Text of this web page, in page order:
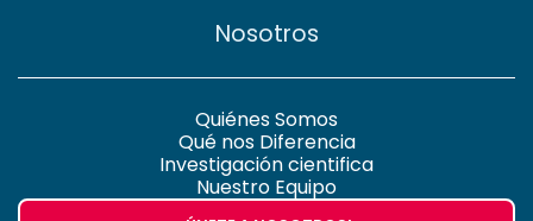
Nosotros
Quiénes Somos
Qué nos Diferencia
Investigación cientifica
Nuestro Equipo